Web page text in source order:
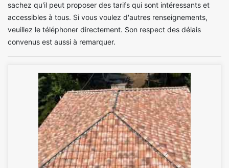
sachez qu'il peut proposer des tarifs qui sont intéressants et
accessibles à tous. Si vous voulez d'autres renseignements,
veuillez le téléphoner directement. Son respect des délais
convenus est aussi à remarquer.